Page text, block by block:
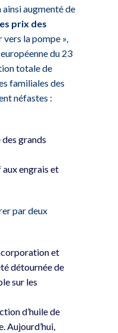
ainsi augmenté de
prix des
vers la pompe »,
du 23
totale de
familiales des
néfastes :
grands
engrais et
par deux
et
détournée de
sur les
d’huile de
Aujourd’hui,